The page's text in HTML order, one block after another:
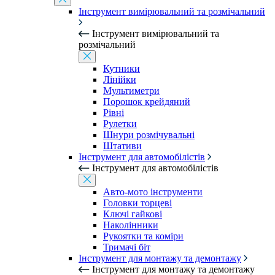
Інструмент вимірювальний та розмічальний
Інструмент вимірювальний та
розмічальний
Кутники
Лінійки
Мультиметри
Порошок крейдяний
Рівні
Рулетки
Шнури розмічувальні
Штативи
Інструмент для автомобілістів
Інструмент для автомобілістів
Авто-мото інструменти
Головки торцеві
Ключі гайкові
Наколінники
Рукоятки та коміри
Тримачі біт
Інструмент для монтажу та демонтажу
Інструмент для монтажу та демонтажу